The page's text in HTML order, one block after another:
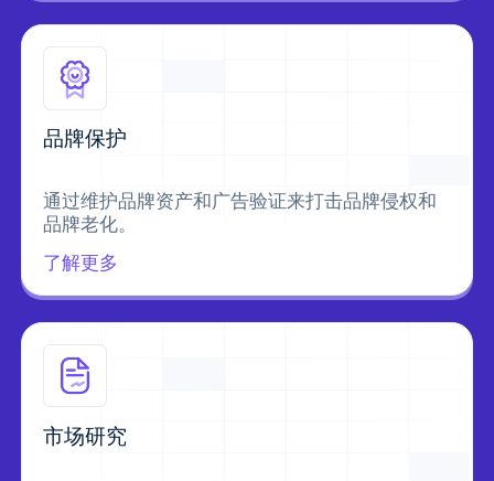
品牌保护
通过维护品牌资产和广告验证来打击品牌侵权和
品牌老化。
了解更多
市场研究